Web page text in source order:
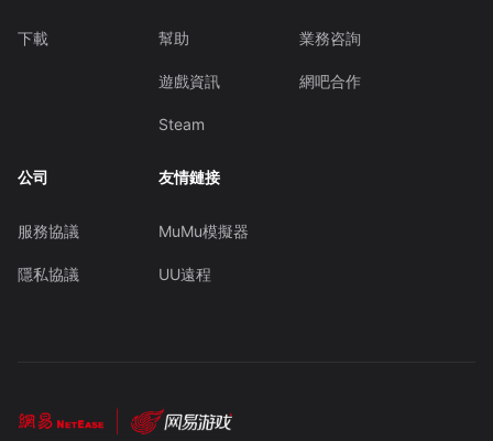
下載 幫助
遊戲資訊
Steam
業務咨詢
網吧合作
公司
服務協議
隱私協議
友情鏈接
MuMu模擬器
UU遠程